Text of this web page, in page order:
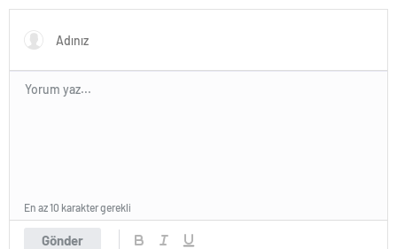
Gönder
En az 10 karakter gerekli